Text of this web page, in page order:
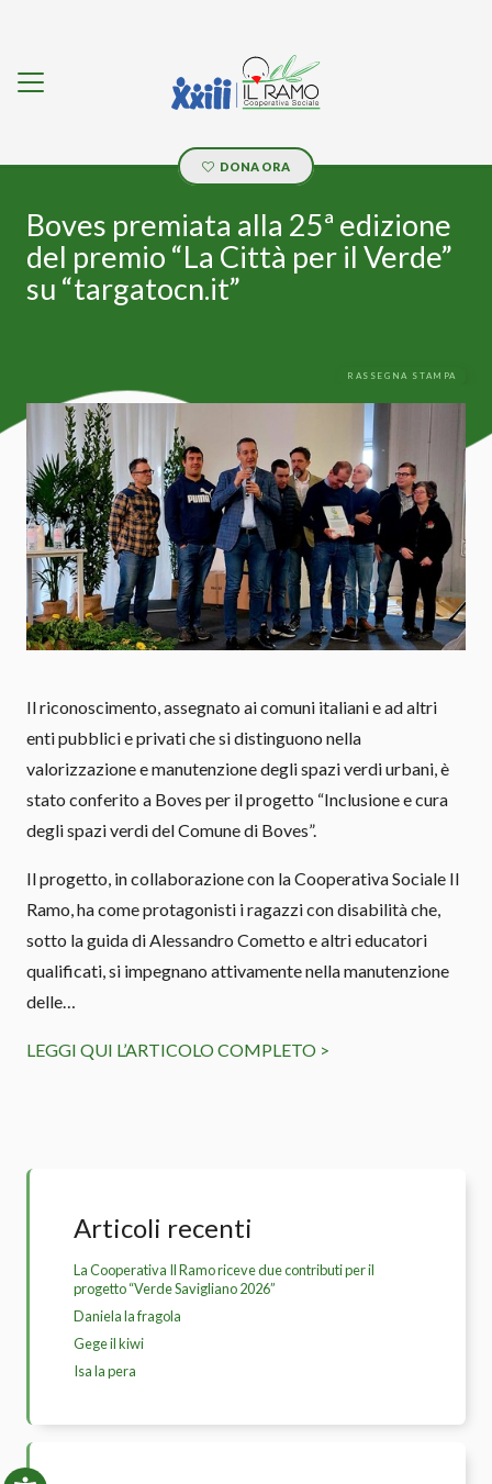
DONA ORA
Boves premiata alla 25ª edizione
del premio “La Città per il Verde”
su “targatocn.it”
RASSEGNA STAMPA
Il riconoscimento, assegnato ai comuni italiani e ad altri
enti pubblici e privati che si distinguono nella
valorizzazione e manutenzione degli spazi verdi urbani, è
stato conferito a Boves per il progetto “Inclusione e cura
degli spazi verdi del Comune di Boves”.
Il progetto, in collaborazione con la Cooperativa Sociale Il
Ramo, ha come protagonisti i ragazzi con disabilità che,
sotto la guida di Alessandro Cometto e altri educatori
qualificati, si impegnano attivamente nella manutenzione
delle…
LEGGI QUI L’ARTICOLO COMPLETO >
Articoli recenti
La Cooperativa Il Ramo riceve due contributi per il
progetto “Verde Savigliano 2026”
Daniela la fragola
Gege il kiwi
Isa la pera